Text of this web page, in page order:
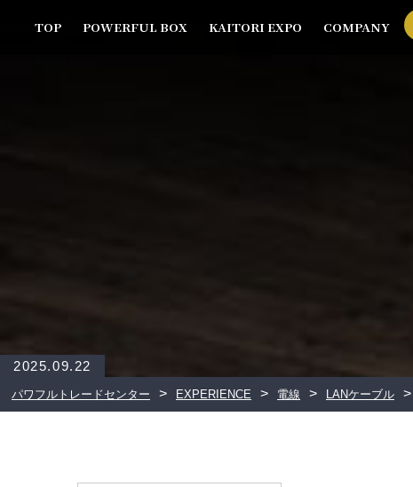
TOP POWERFUL BOX KAITORI EXPO COMPANY
2025.09.22
パワフルトレードセンター > EXPERIENCE > 電線 > LANケーブル >